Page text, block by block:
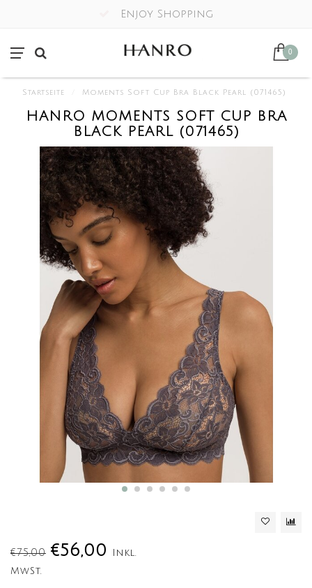
Enjoy Shopping
0
Startseite Moments Soft Cup Bra Black Pearl (071465)
HANRO MOMENTS SOFT CUP BRA
BLACK PEARL (071465)
€75,00 €56,00
Inkl.
MwSt.